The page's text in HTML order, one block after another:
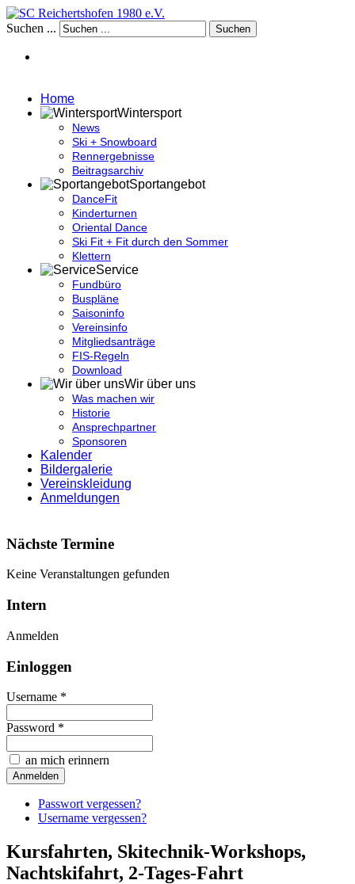
Suchen ... Suchen
Home
Wintersport
News
Ski + Snowboard
Rennergebnisse
Beitragsarchiv
Sportangebot
DanceFit
Kinderturnen
Oriental Dance
Ski Fit + Fit durch den Sommer
Klettern
Service
Fundbüro
Buspläne
Saisoninfo
Vereinsinfo
Mitgliedsanträge
FIS-Regeln
Download
Wir über uns
Was machen wir
Historie
Ansprechpartner
Sponsoren
Kalender
Bildergalerie
Vereinskleidung
Anmeldungen
Nächste Termine
Keine Veranstaltungen gefunden
Intern
Anmelden
Einloggen
Username *
Password *
an mich erinnern
Passwort vergessen?
Username vergessen?
Kursfahrten, Skitechnik-Workshops,
Nachtskifahrt, 2-Tages-Fahrt